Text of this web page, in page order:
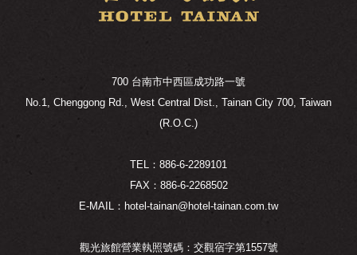
700 台南市中西區成功路一號
No.1, Chenggong Rd., West Central Dist., Tainan City 700, Taiwan
(R.O.C.)
TEL：886-6-2289101
FAX：886-6-2268502
E-MAIL：hotel-tainan@hotel-tainan.com.tw
觀光旅館營業執照號碼：交觀宿字第1557號